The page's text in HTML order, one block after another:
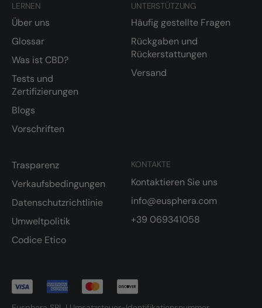
LERNEN
Über uns
Glossar
Was ist CBD?
Tests und
Zertifizierungen
Blogs
Vorschriften
KONTAKTE
Kontaktieren Sie uns
info@eusphera.com
+39 069341058
UNTERSTÜTZUNG
Häufig gestellte Fragen
Rückgaben und
Rückerstattungen
Versand
Trasparenz
Verkaufsbedingungen
Datenschutzrichtlinie
Umweltpolitik
Codice Etico